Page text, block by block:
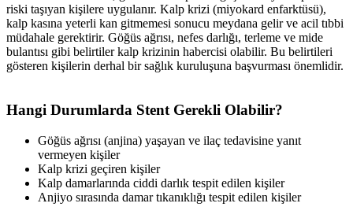
riski taşıyan kişilere uygulanır. Kalp krizi (miyokard enfarktüsü),
kalp kasına yeterli kan gitmemesi sonucu meydana gelir ve acil tıbbi
müdahale gerektirir. Göğüs ağrısı, nefes darlığı, terleme ve mide
bulantısı gibi belirtiler kalp krizinin habercisi olabilir. Bu belirtileri
gösteren kişilerin derhal bir sağlık kuruluşuna başvurması önemlidir.
Hangi Durumlarda Stent Gerekli Olabilir?
Göğüs ağrısı (anjina) yaşayan ve ilaç tedavisine yanıt
vermeyen kişiler
Kalp krizi geçiren kişiler
Kalp damarlarında ciddi darlık tespit edilen kişiler
Anjiyo sırasında damar tıkanıklığı tespit edilen kişiler